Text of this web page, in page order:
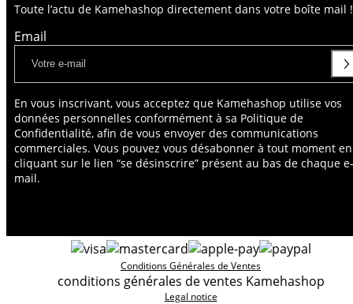
Toute l’actu de Kamehashop directement dans votre boîte mail !
Email
En vous inscrivant, vous acceptez que Kamehashop utilise vos
données personnelles conformément à sa Politique de
Confidentialité, afin de vous envoyer des communications
commerciales. Vous pouvez vous désabonner à tout moment en
cliquant sur le lien “se désinscrire” présent au bas de chaque e-
mail.
Conditions Générales de Ventes
conditions générales de ventes Kamehashop
Legal notice